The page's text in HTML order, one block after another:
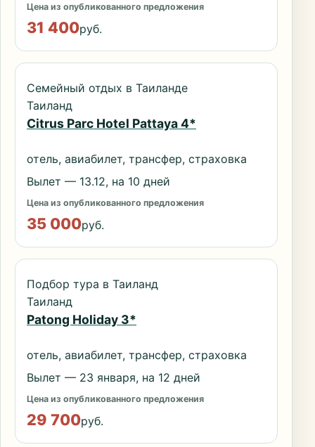
Цена из опубликованного предложения
31 400руб.
Семейный отдых в Таиланде
Таиланд
Citrus Parc Hotel Pattaya 4*
отель, авиабилет, трансфер, страховка
Вылет — 13.12, на 10 дней
Цена из опубликованного предложения
35 000руб.
Подбор тура в Таиланд
Таиланд
Patong Holiday 3*
отель, авиабилет, трансфер, страховка
Вылет — 23 января, на 12 дней
Цена из опубликованного предложения
29 700руб.